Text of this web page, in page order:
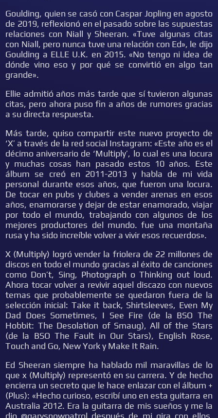
Goulding, quien se casó con Caspar Jopling en agosto
de 2019, reflexionó en el pasado sobre las supuestas
relaciones con Niall y Sheeran. «Tuve algunas citas
con Niall, pero nunca tuve una relación con Ed», le dijo
Goulding a ELLE U.K. en 2015. «No tengo ni idea de
dónde vino eso y por qué se convirtió en algo tan
grande».
Ellie admitió años más tarde que sí tuvieron algunas
citas, pero ahora puso fin a años de rumores gracias
a su directa respuesta.
Más tarde, quiso compartir este nuevo proyecto de
‘X’ a través de la red social Instagram: «Este año es el
décimo aniversario de ‘Multiply’, lo cual es una locura
y muchas cosas han pasado estos 10 años. Este
álbum se creó en 2011-2013 y habla de mi vida
personal durante esos años, que fueron una locura.
De tocar en pubs y clubes a vender arenas en esos
años, enamorarse y dejar de estar enamorado, viajar
por todo el mundo, trabajando con algunos de los
mejores productores del mundo. fue una montaña
rusa y ha sido increíble volver a vivir esos recuerdos».
X (Multiply) logró vender la friolera de 22 millones de
discos en todo el mundo gracias al éxito de canciones
como Don’t, Sing, Photograph o Thinking out loud.
Ahora tocar volver a revivir aquel discazo con nuevos
temas que probablemente se quedaron fuera de la
selección inicial: Take it back, Shirtsleeves, Even My
Dad Does Sometimes, I See Fire (de la BSO The
Hobbit: The Desolation of Smaug), All of the Stars
(de la BSO The Fault in Our Stars), English Rose,
Touch and Go, New York y Make It Rain.
Ed Sheeran siempre ha hablado mil maravillas de lo
que x (Multiply) representó en su carrera. Y de hecho
encierra un secreto que le hace enlazar con el álbum +
(Plus): «Hecho curioso, escribí uno en esta guitarra en
Australia 2012. Era la guitarra de mis sueños y me la
dio @garysnowpatrol después de mi gira con ellos.